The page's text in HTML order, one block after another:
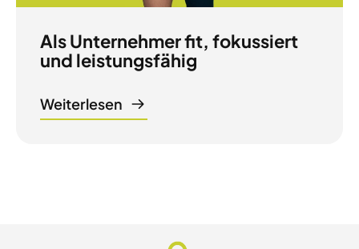
Als Unternehmer fit, fokussiert
und leistungsfähig
Weiterlesen